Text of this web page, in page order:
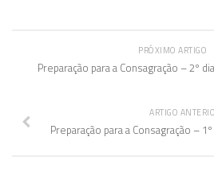
PRÓXIMO ARTIGO
Preparação para a Consagração – 2º
ARTIGO
Preparação para a Consagração –